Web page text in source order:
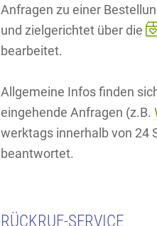
Anfragen zu einer
und zielgerichtet über die
bearbeitet.
Allgemeine Infos finden
eingehende Anfragen (z.B.
werktags innerhalb von 24
beantwortet.
RÜCKRUF-SERVICE